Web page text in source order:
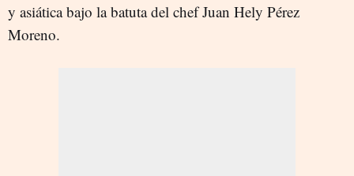
y asiática bajo la batuta del chef Juan Hely Pérez
Moreno.